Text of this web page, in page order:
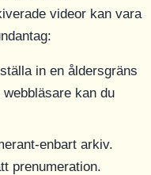
videor kan vara
in en åldersgräns
kan du
enbart arkiv.
prenumeration.